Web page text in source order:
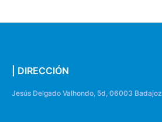
| DIRECCIÓN
Jesús Delgado Valhondo, 5d, 06003 Badajoz